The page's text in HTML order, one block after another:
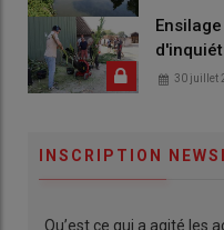
30 juillet
INSCRIPTION
Qu’est ce qui a agité les